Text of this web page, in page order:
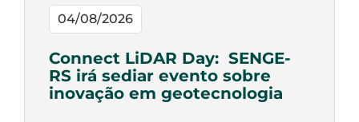
04/08/2026
Connect LiDAR Day: SENGE-
RS irá sediar evento sobre
inovação em geotecnologia